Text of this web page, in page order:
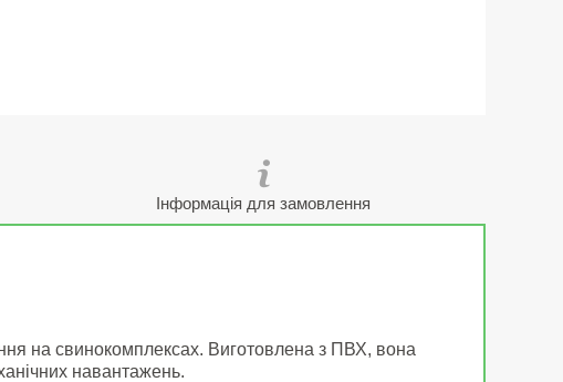
Інформація для замовлення
на свинокомплексах. Виготовлена з ПВХ, вона
навантажень.